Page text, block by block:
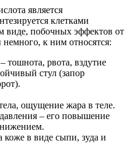
является
клетками
виде, побочных эффектов от
к ним относятся:
тошнота, рвота, вздутие
стул (запор
ощущение жара в теле.
– его повышение
коже в виде сыпи, зуда и